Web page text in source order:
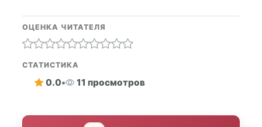
ОЦЕНКА ЧИТАТЕЛЯ
СТАТИСТИКА
0.0• 11 просмотров